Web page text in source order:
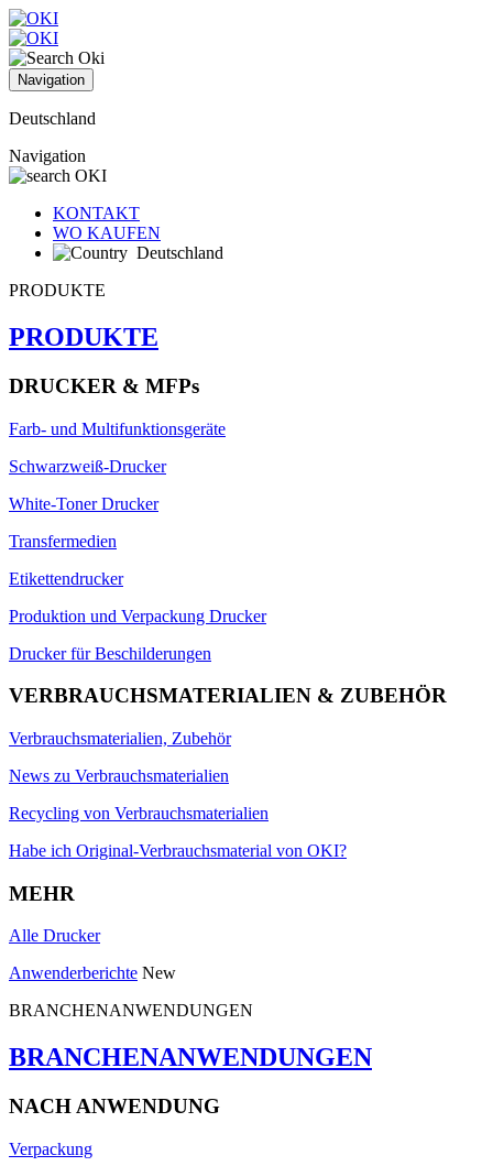
Navigation
Deutschland
Navigation
KONTAKT
WO KAUFEN
Deutschland
PRODUKTE
PRODUKTE
DRUCKER & MFPs
Farb- und Multifunktionsgeräte
Schwarzweiß-Drucker
White-Toner Drucker
Transfermedien
Etikettendrucker
Produktion und Verpackung Drucker
Drucker für Beschilderungen
VERBRAUCHSMATERIALIEN & ZUBEHÖR
Verbrauchsmaterialien, Zubehör
News zu Verbrauchsmaterialien
Recycling von Verbrauchsmaterialien
Habe ich Original-Verbrauchsmaterial von OKI?
MEHR
Alle Drucker
Anwenderberichte New
BRANCHENANWENDUNGEN
BRANCHENANWENDUNGEN
NACH ANWENDUNG
Verpackung